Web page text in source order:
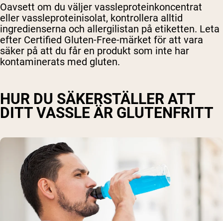
Oavsett om du väljer vassleproteinkoncentrat
eller vassleproteinisolat, kontrollera alltid
ingredienserna och allergilistan på etiketten. Leta
efter Certified Gluten-Free-märket för att vara
säker på att du får en produkt som inte har
kontaminerats med gluten.
HUR DU SÄKERSTÄLLER ATT
DITT VASSLE ÄR GLUTENFRITT
Shipping Country: Language:
Handla Nu